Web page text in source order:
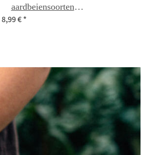
aardbeiensoorten
zaden set
8,99 €*